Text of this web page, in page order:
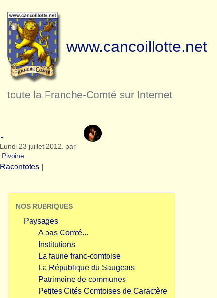
www.cancoillotte.net
toute la Franche-Comté sur Internet
.
Lundi 23 juillet 2012, par
Pivoine
Racontotes
NOS RUBRIQUES
Paysages
A pas Comté...
Institutions
La faune franc-comtoise
La République du Saugeais
Patrimoine de communes
Petites Cités Comtoises de Caractère